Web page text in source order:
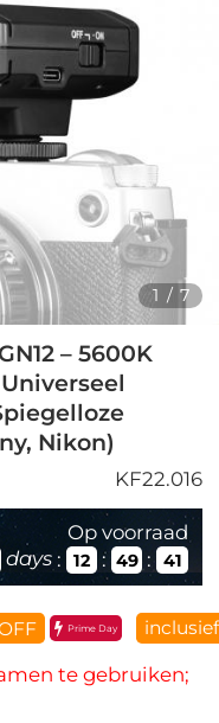
1 / 7
– 5600K
Nikon)
KF22.016
Op voorraad
days : 12 : 49 : 41
Prime Day
te gebruiken;